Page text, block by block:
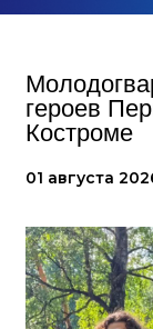
героев
Костроме
01 августа